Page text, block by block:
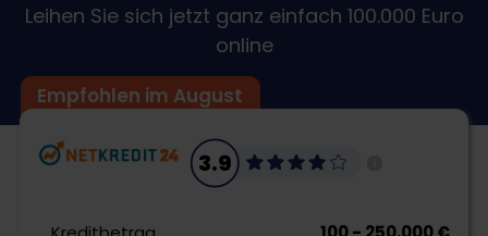
Leihen Sie sich jetzt ganz einfach 100.000 Euro
online
Empfohlen im August
3.9